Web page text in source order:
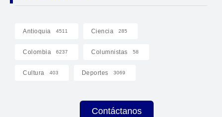
Antioquia 4511 Ciencia 285
Colombia 6237 Columnistas 58
Cultura 403 Deportes 3069
Contáctanos